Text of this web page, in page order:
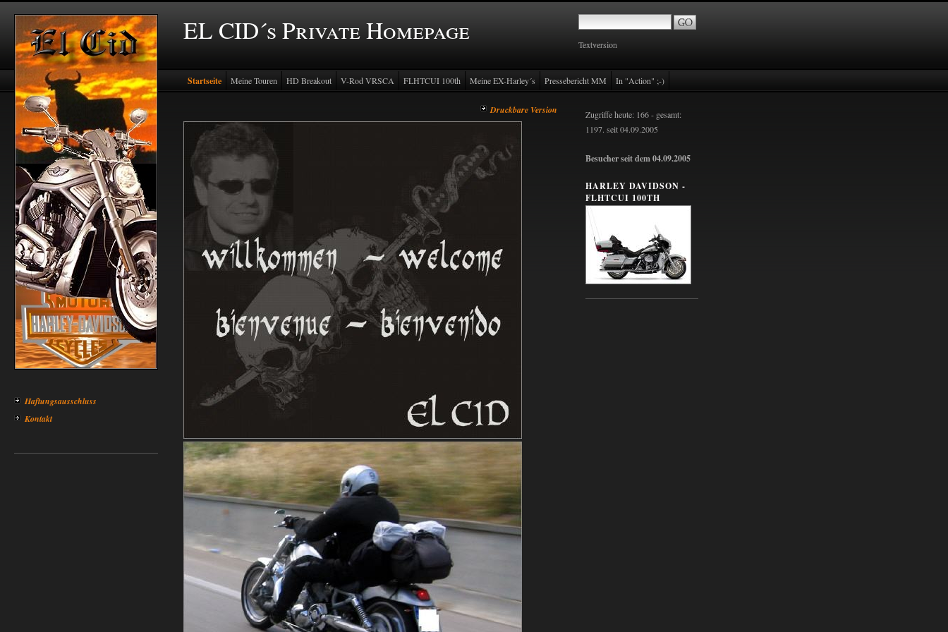
EL CID´s Private Homepage Textversion
Textversion
Haftungsausschluss
Kontakt
Startseite Meine Touren HD Breakout V-Rod VRSCA FLHTCUI 100th Meine EX-Harley´s Pressebericht MM In "Action" ;-)
Druckbare Version
Zugriffe heute: 166 - gesamt:
1197. seit 04.09.2005
Besucher seit dem 04.09.2005
HARLEY DAVIDSON -
FLHTCUI 100TH